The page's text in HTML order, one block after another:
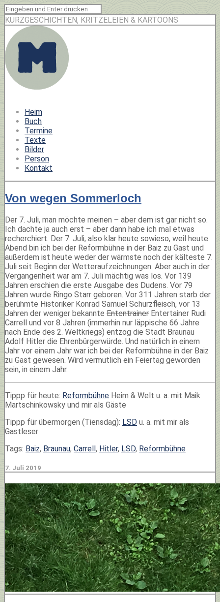
KURZGESCHICHTEN, KRITZELEIEN & KARTOONS
Heim
Buch
Termine
Texte
Bilder
Person
Kontakt
Von wegen Sommerloch
Der 7. Juli, man möchte meinen – aber dem ist gar nicht so.
Ich dachte ja auch erst – aber dann habe ich mal etwas
recherchiert. Der 7. Juli, also klar heute sowieso, weil heute
Abend bin ich bei der Reformbühne in der Baiz zu Gast und
außerdem ist heute weder der wärmste noch der kälteste 7.
Juli seit Beginn der Wetteraufzeichnungen. Aber auch in der
Vergangenheit war am 7. Juli mächtig was los. Vor 139
Jahren erschien die erste Ausgabe des Dudens. Vor 79
Jahren wurde Ringo Starr geboren. Vor 311 Jahren starb der
berühmte Historiker Konrad Samuel Schurzfleisch, vor 13
Jahren der weniger bekannte Ententrainer Entertainer Rudi
Carrell und vor 8 Jahren (immerhin nur läppische 66 Jahre
nach Ende des 2. Weltkriegs) entzog die Stadt Braunau
Adolf Hitler die Ehrenbürgerwürde. Und natürlich in einem
Jahr vor einem Jahr war ich bei der Reformbühne in der Baiz
zu Gast gewesen. Wird vermutlich ein Feiertag geworden
sein, in einem Jahr.
Tippp für heute: Reformbühne Heim & Welt u. a. mit Maik
Martschinkowsky und mir als Gäste
Tippp für übermorgen (Tiensdag): LSD u. a. mit mir als
Gastleser
Tags: Baiz, Braunau, Carrell, Hitler, LSD, Reformbühne
7. Juli 2019